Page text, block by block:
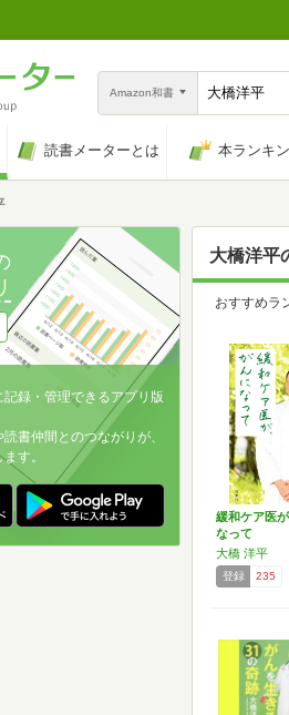
Amazon和書
読書メーターとは 本ランキ
大橋洋平
おすすめラ
緩和ケア医
なって
大橋 洋平
登録 235
録・管理できるアプリ版
書仲間とのつながりが、
す。